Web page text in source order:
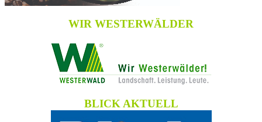
WIR WESTERWÄLDER
BLICK AKTUELL